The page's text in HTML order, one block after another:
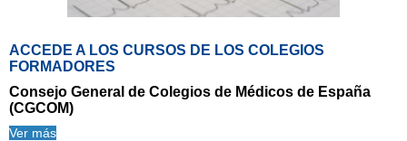
ACCEDE A LOS CURSOS DE LOS COLEGIOS
FORMADORES
Consejo General de Colegios de Médicos de España
(CGCOM)
Ver más